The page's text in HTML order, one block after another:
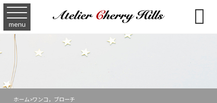
menu 
ホーム >ワンコ，ブローチ